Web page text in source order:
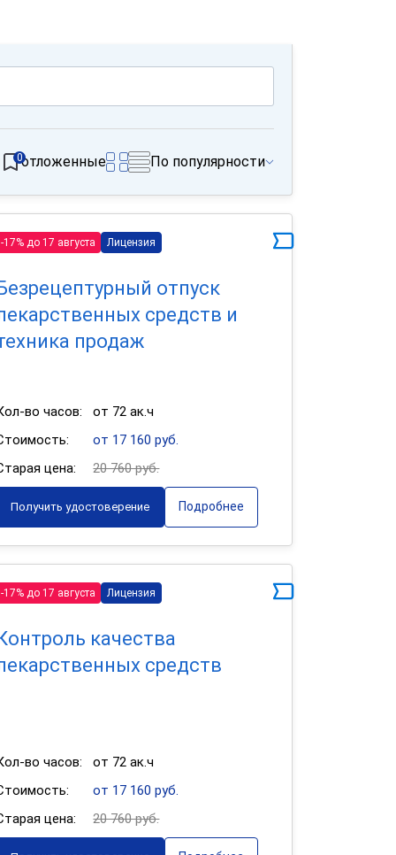
отложенные
0 По популярности
-17% до 17 августа Лицензия
отпуск
средств и
продаж
во часов:
от 72 ак.ч
от 17 160 руб.
цена:
20 760 руб.
Получить удостоверение Подробнее
-17% до 17 августа Лицензия
качества
средств
во часов:
от 72 ак.ч
от 17 160 руб.
цена:
20 760 руб.